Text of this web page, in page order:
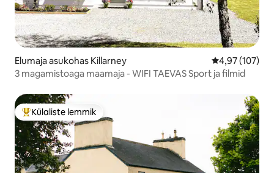
Elumaja asukohas Killarney Keskmine
4,97 (107)
3 magamistoaga maamaja - WIFI TAEVAS Sport ja filmid
Külaliste suur lemmik
Külaliste lemmik